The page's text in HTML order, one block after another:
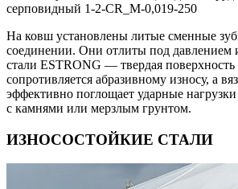
На ковш установлены литые сменные
соединении. Они отлиты под давлением
стали ESTRONG — твердая поверхность
сопротивляется абразивному износу, а
эффективно поглощает ударные
с камнями или мерзлым грунтом.
ИЗНОСОСТОЙКИЕ СТАЛИ